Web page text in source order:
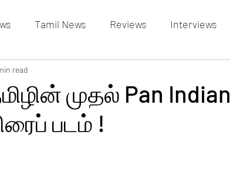
Tamil News Reviews Interviews
Events Gallery
முதல் Pan Indian
படம் !
read